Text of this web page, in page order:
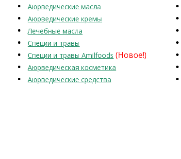
Аюрведические масла
Аюрведические кремы
Лечебные масла
Специи и травы
Специи и травы Amilfoods (Новое!)
Аюрведическая косметика
Аюрведические средства